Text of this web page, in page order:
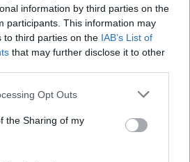
information by third parties on the
participants. This information may
to third parties on the IAB’s List of
that may further disclose it to other
Opt Outs
the Sharing of my
Olandijoje išspaudėme
palaužė britus ir išplėšė